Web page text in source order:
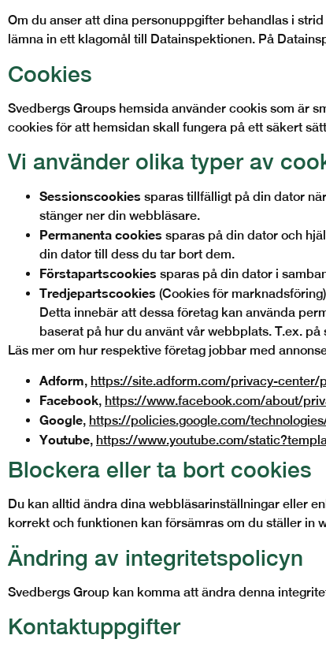
Om du anser att dina personuppgifter behandlas i
lämna in ett klagomål till Datainspektionen. På
Cookies
Svedbergs Groups hemsida använder cookis som är
cookies för att hemsidan skall fungera på ett säkert
Vi använder olika typer av
Sessionscookies sparas tillfälligt på din dator
stänger ner din webbläsare.
Permanenta cookies sparas på din dator och
din dator till dess du tar bort dem.
Förstapartscookies sparas på din dator i
Tredjepartscookies (Cookies för
Detta innebär att dessa företag kan använda
baserat på hur du använt vår webbplats. T.ex.
Läs mer om hur respektive företag jobbar med
Adform, https://site.adform.com/privacy-
Facebook, https://www.facebook.com/about/
Google, https://policies.google.com/
Youtube, https://www.youtube.com/
Blockera eller ta bort cookies
Du kan alltid ändra dina webbläsarinställningar eller
korrekt och funktionen kan försämras om du ställer in
Ändring av integritetspolicyn
Svedbergs Group kan komma att ändra denna
Kontaktuppgifter